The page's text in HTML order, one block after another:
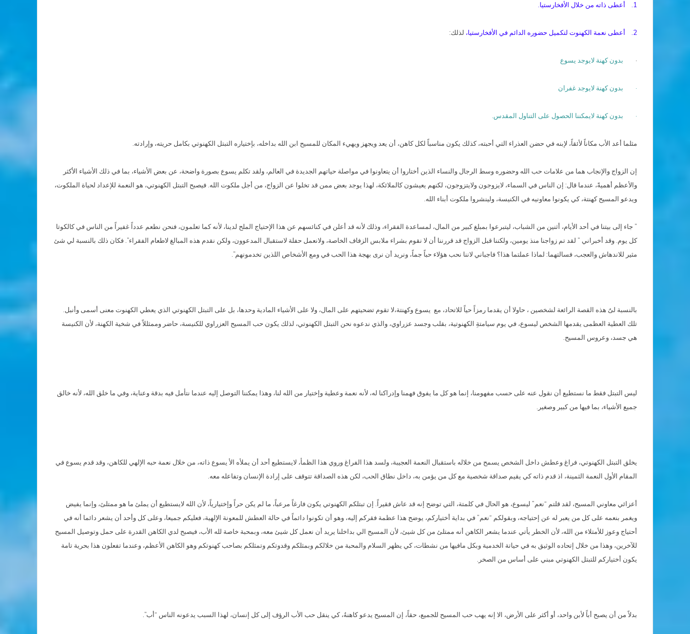
1. أعطى ذاته من خلال الأفخارستيا.
2. أعطى نعمة الكهنوت لتكميل حضوره الدائم في الأفخارستيا، لذلك:
· بدون كهنة لايوجد يسوع
· بدون كهنة لايوجد غفران
· بدون كهنة لايمكننا الحصول على التناول المقدس.
مثلما أعد الأب مكاناً لأئقاً، لإبنه في حضن العذراء التي أحبته، كذلك يكون مناسباً لكل كاهن، أن يعد ويجهز ويهيء المكان للمسيح ابن الله بداخله، بإختياره التبتل الكهنوتي بكامل حريته، وإرادته.
إن الزواج والإنجاب هما من علامات حب الله وحضوره وسط الرجال والنساء الذين أختاروا أن يتعاونوا في مواصلة حياتهم الجديدة في العالم، ولقد تكلم يسوع بصورة واضحة، عن بعض الأشياء، بما في ذلك الأشياء الأكثر
والأعظم أهميةً، عندما قال: إن الناس في السماء، لايزوجون ولايتزوجون، لكنهم يعيشون كالملائكة، لهذا يوجد بعض ممن قد تخلوا عن الزواج، من أجل ملكوت الله. فيصبح التبتل الكهنوتي، هو النعمة للإعداد لحياة الملكوت،
ويدعو المسيح كهنتة، كي يكونوا معاونيه في الكنيسة، ولينشروا ملكوت أبناء الله.
” جاء إلى بيتنا في أحد الأيام، أثنين من الشباب، ليتبرعوا بمبلغ كبير من المال، لمساعدة الفقراء، وذلك لأنه قد أعلن في كنائسهم عن هذا الإحتياج الملح لدينا، لأنه كما تعلمون، فنحن نطعم عدداً غفيراً من الناس في كالكوتا
كل يوم. وقد أخبراني ” لقد تم زواجنا منذ يومين، ولكننا قبل الزواج قد قررننا أن لا نقوم بشراء ملابس الزفاف الخاصة، ولانعمل حفلة لاستقبال المدعوون، ولكن نقدم هذه المبالغ لاطعام الفقراء”. فكان ذلك بالنسبة لي شئ
مثير للاندهاش والعجب، فسالتهما: لماذا عملتما هذا؟ فاجباني لاننا نحب هؤلاء حباً جماً، ونريد أن نرى بهجة هذا الحب في ومع الأشخاص اللذين تخدمونهم”.
بالنسبة لىٌ هذه القصة الرائعة لشخصين ، حاولا أن يقدما رمزاً حياً للاتحاد، مع يسوع وكهنتة،لا تقوم تضحيتهم على المال، ولا على الأشياء المادية وحدها، بل على التبتل الكهنوتي الذي يعطي الكهنوت معنى أسمى وأنبل.
تلك العطية العظمى يقدمها الشخص ليسوع، في يوم سيامتةِ الكهنوتية، بقلب وجسد عزراوي، والذي ندعوه نحن التبتل الكهنوتي، لذلك يكون حب المسيح العزراوي للكنيسة، حاضر وممثللاً في شخية الكهنة، لأن الكنيسة
هي جسد، وعروس المسيح.
ليس التبتل فقط ما نستطيع أن نقول عنه على حسب مفهومنا، إنما هو كل ما يفوق فهمنا وإدراكنا له، لأنه نعمة وعطية وإختيار من الله لنا، وهذا يمكننا التوصل إليه عندما نتأمل فيه بدقة وعناية، وفي ما خلق الله، لأنه خالق
جميع الأشياء، بما فيها من كبير وصغير.
يخلق التبتل الكهنوتي، فراغ وعطش داخل الشخص يسمح من خلاله باستقبال النعمة العجيبة، ولسد هذا الفراغ وروي هذا الظمأ، لايستطيع أحد أن يملأه الأ يسوع ذاته، من خلال نعمة حبه الإلهي للكاهن، وقد قدم يسوع في
المقام الأول النعمة الثمينة، اذ قدم ذاته كي يقيم صداقة شخصية مع كل من يؤمن به، داخل نطاق الحب، لكن هذه الصداقة تتوقف على إرادة الإنسان وتفاعله معه.
أعزائي معاوني المسيح، لقد قلتم “نعم” ليسوع، هو الحال في كلمتة، التي توضح إنه قد عاش فقيراً. إن تبتلكم الكهنوتي يكون فارغاً مرعباً، ما لم يكن حراً وإختيارياً، لأن الله لايستطيع أن يملئ ما هو ممتلئ، وإنما يفيض
ويغمر بنعمه على كل من يعبر له عن إحتياجه، وبقولكم “نعم” في بداية أختياركم، يوضح هذا عظمة فقركم إليه، وهو أن تكونوا دائماً في حالة العطش للمعونة الإلهية، فعليكم جميعا، وعلى كل وأحد أن يشعر دائما أنه في
أحتياج وعوز للأمتلاء من الله، لأن الخطر يأتي عندما يشعر الكاهن أنه ممتلئ من كل شيئ، لأن المسيح الي بداخلنا يريد أن نعمل كل شيئ معه، وبمحبة خاصة لله الأب، فيصبح لدي الكاهن القدرة على حمل وتوصيل المسيح
للآخرين، وهذا من خلال إتحاده الوثيق به في حياتة الخدمية وبكل مافيها من نشطات، كي يظهر السلام والمحبة من خلالكم وبمثلكم وقدوتكم وتمثلكم بصاحب كهنوتكم وهو الكاهن الأعظم، وعندما تفعلون هذا بحرية تامة
يكون أختياركم للتبتل الكهنوتي مبني على أساس من الصخر.
بدلاً من أن يصبح أباً لأبن واحد، أو أكثر على الأرض، الا إنه يهب حب المسيح للجميع، حقاً، إن المسيح يدعو كاهنهُ، كي ينقل حب الأب الرؤف إلى كل إنسان، لهذا السبب يدعونه الناس “أب”.